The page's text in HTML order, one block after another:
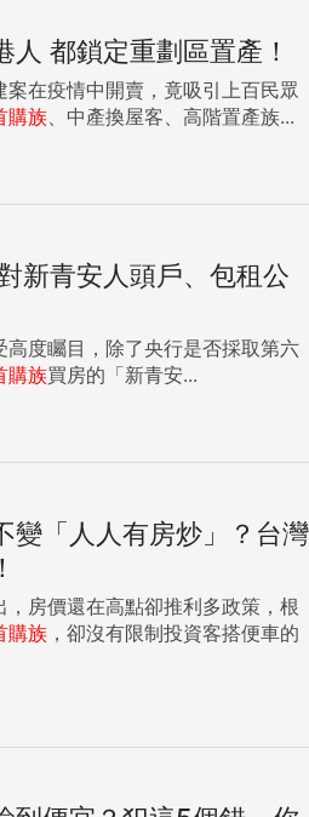
人 都鎖定重劃區置產！
在疫情中開賣，竟吸引上百民眾
購族 、中產換屋客、高階置產族...
新青安人頭戶、包租公
度矚目，除了央行是否採取第六
購族買房的「新青安...
變「人人有房炒」？台灣
房價還在高點卻推利多政策，根
購族 ，卻沒有限制投資客搭便車的